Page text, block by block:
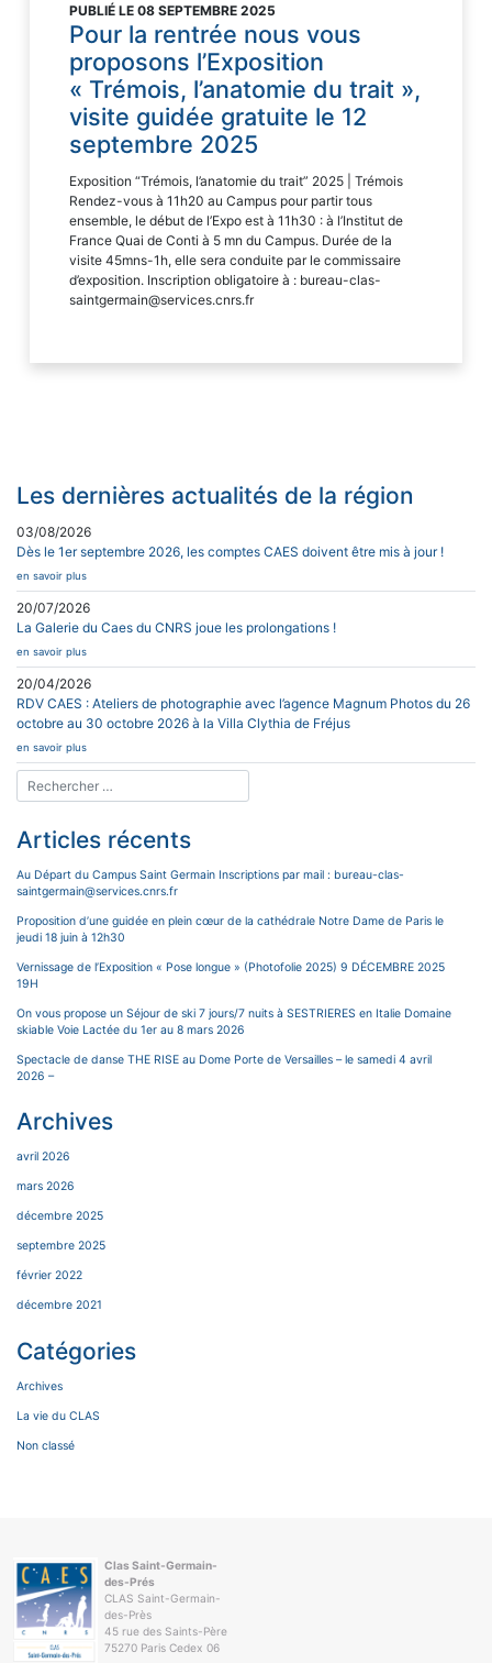
PUBLIÉ LE 08 SEPTEMBRE 2025
Pour la rentrée nous vous
proposons l’Exposition
« Trémois, l’anatomie du trait »,
visite guidée gratuite le 12
septembre 2025
Exposition “Trémois, l’anatomie du trait” 2025 | Trémois
Rendez-vous à 11h20 au Campus pour partir tous
ensemble, le début de l’Expo est à 11h30 : à l’Institut de
France Quai de Conti à 5 mn du Campus. Durée de la
visite 45mns-1h, elle sera conduite par le commissaire
d’exposition. Inscription obligatoire à : bureau-clas-
saintgermain@services.cnrs.fr
Les dernières actualités de la région
03/08/2026
Dès le 1er septembre 2026, les comptes CAES doivent être mis à jour !
en savoir plus
20/07/2026
La Galerie du Caes du CNRS joue les prolongations !
en savoir plus
20/04/2026
RDV CAES : Ateliers de photographie avec l’agence Magnum Photos du 26
octobre au 30 octobre 2026 à la Villa Clythia de Fréjus
en savoir plus
Articles récents
Au Départ du Campus Saint Germain Inscriptions par mail : bureau-clas-
saintgermain@services.cnrs.fr
Proposition d’une guidée en plein cœur de la cathédrale Notre Dame de Paris le
jeudi 18 juin à 12h30
Vernissage de l’Exposition « Pose longue » (Photofolie 2025) 9 DÉCEMBRE 2025
19H
On vous propose un Séjour de ski 7 jours/7 nuits à SESTRIERES en Italie Domaine
skiable Voie Lactée du 1er au 8 mars 2026
Spectacle de danse THE RISE au Dome Porte de Versailles – le samedi 4 avril
2026 –
Archives
avril 2026
mars 2026
décembre 2025
septembre 2025
février 2022
décembre 2021
Catégories
Archives
La vie du CLAS
Non classé
Clas Saint-Germain-
des-Prés
CLAS Saint-Germain-
des-Près
45 rue des Saints-Père
75270 Paris Cedex 06